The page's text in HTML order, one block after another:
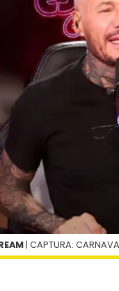
| CAPTURA: